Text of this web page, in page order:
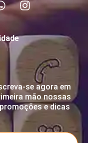
se agora em
mão nossas
e dicas